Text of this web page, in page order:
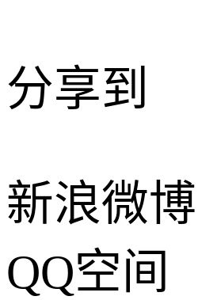
分享到
新浪微博
QQ空间